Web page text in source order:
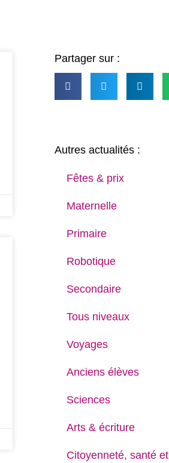
Partager sur :
Autres actualités :
Fêtes & prix
Maternelle
Primaire
Robotique
Secondaire
Tous niveaux
Voyages
Anciens élèves
Sciences
Arts & écriture
Citoyenneté, santé et